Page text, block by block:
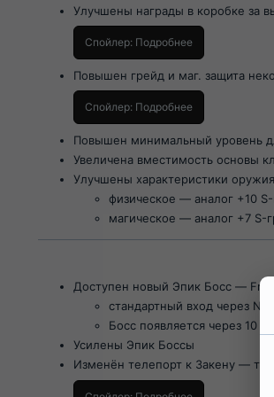
Улучшены награды в коробке за
Спойлер: Подробнее
Повышен грейд и маг. защита
Спойлер: Подробнее
Повышен минимальный уровень
Увеличена вместимость основы
Улучшены характеристики
физическое — аналог +10
магическое — аналог +7 S-
Доступен новый Эпик Босс —
стандартный вход через
Босс появляется через 10
Усилены Эпик Боссы
Изменён телепорт к Закену —